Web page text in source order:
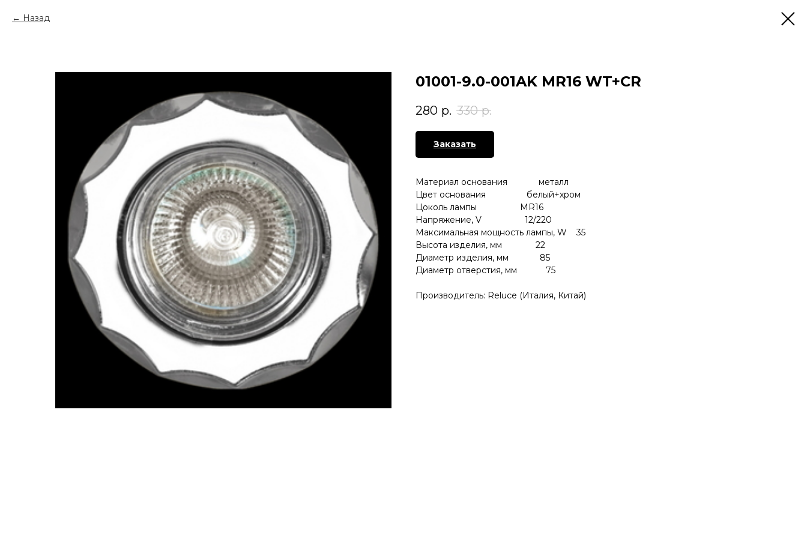
Назад
01001-9.0-001AK MR16 WT+CR
280 р. 330 р.
Заказать
Материал основания металл
Цвет основания белый+хром
Цоколь лампы MR16
Напряжение, V 12/220
Максимальная мощность лампы, W 35
Высота изделия, мм 22
Диаметр изделия, мм 85
Диаметр отверстия, мм 75
Производитель: Reluce (Италия, Китай)